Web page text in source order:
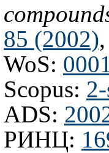
85 (2002),
WoS:
Scopus:
ADS:
РИНЦ: